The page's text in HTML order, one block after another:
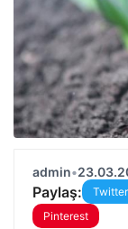
admin•
Paylaş: Twitter
Pinterest